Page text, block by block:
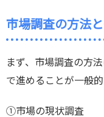
市場調査の方法
まず、市場調査の方
で進めることが一般的
①市場の現状調査